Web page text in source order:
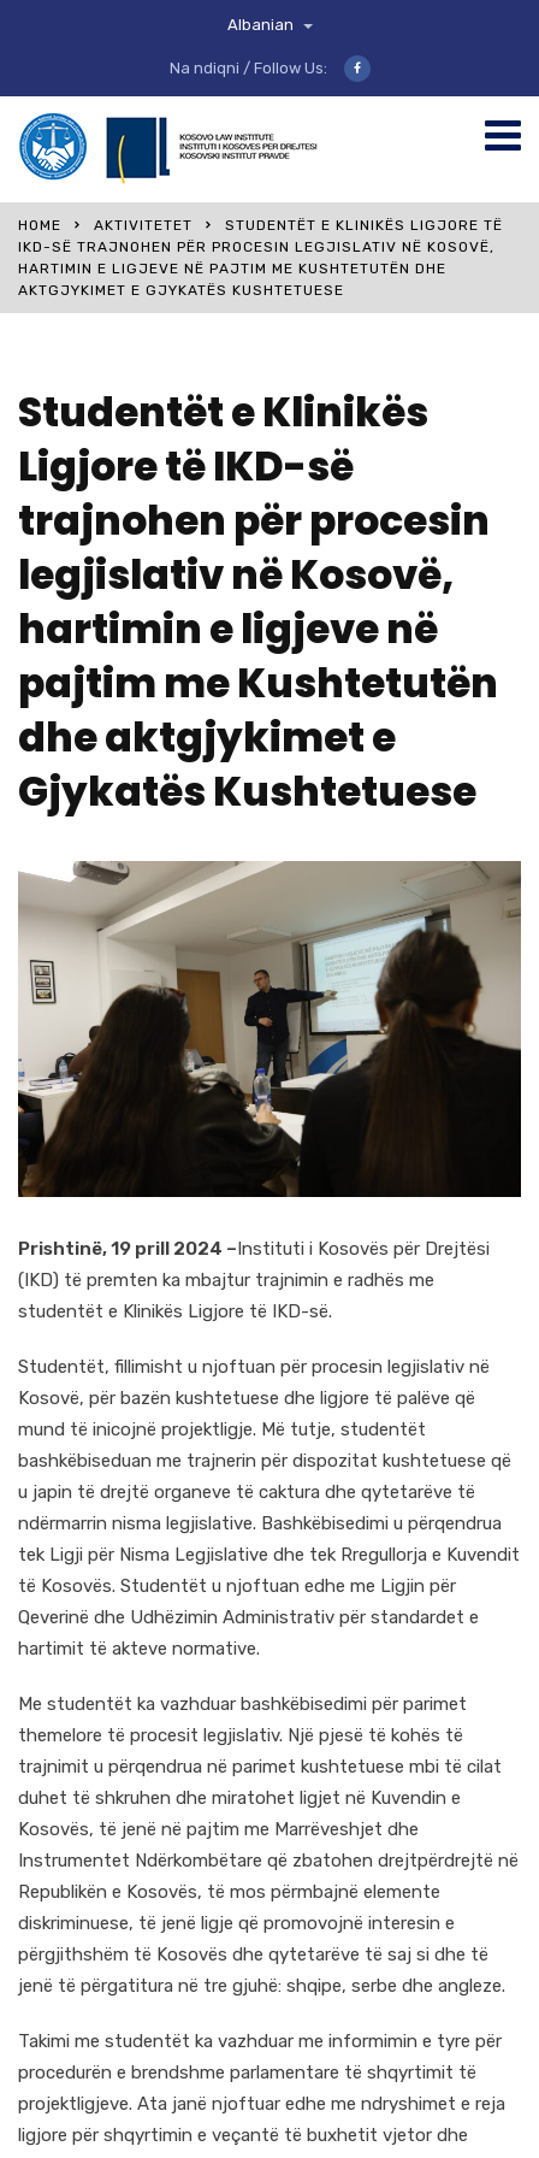
Albanian
Na ndiqni / Follow Us:
HOME AKTIVITETET
STUDENTËT E KLINIKËS LIGJORE TË
IKD-SË TRAJNOHEN PËR PROCESIN LEGJISLATIV NË KOSOVË,
HARTIMIN E LIGJEVE NË PAJTIM ME KUSHTETUTËN DHE
AKTGJYKIMET E GJYKATËS KUSHTETUESE
Studentët e Klinikës
Ligjore të IKD-së
trajnohen për procesin
legjislativ në Kosovë,
hartimin e ligjeve në
pajtim me Kushtetutën
dhe aktgjykimet e
Gjykatës Kushtetuese
Prishtinë, 19 prill 2024 –Instituti i Kosovës për Drejtësi
(IKD) të premten ka mbajtur trajnimin e radhës me
studentët e Klinikës Ligjore të IKD-së.
Studentët, fillimisht u njoftuan për procesin legjislativ në
Kosovë, për bazën kushtetuese dhe ligjore të palëve që
mund të inicojnë projektligje. Më tutje, studentët
bashkëbiseduan me trajnerin për dispozitat kushtetuese që
u japin të drejtë organeve të caktura dhe qytetarëve të
ndërmarrin nisma legjislative. Bashkëbisedimi u përqendrua
tek Ligji për Nisma Legjislative dhe tek Rregullorja e Kuvendit
të Kosovës. Studentët u njoftuan edhe me Ligjin për
Qeverinë dhe Udhëzimin Administrativ për standardet e
hartimit të akteve normative.
Me studentët ka vazhduar bashkëbisedimi për parimet
themelore të procesit legjislativ. Një pjesë të kohës të
trajnimit u përqendrua në parimet kushtetuese mbi të cilat
duhet të shkruhen dhe miratohet ligjet në Kuvendin e
Kosovës, të jenë në pajtim me Marrëveshjet dhe
Instrumentet Ndërkombëtare që zbatohen drejtpërdrejtë në
Republikën e Kosovës, të mos përmbajnë elemente
diskriminuese, të jenë ligje që promovojnë interesin e
përgjithshëm të Kosovës dhe qytetarëve të saj si dhe të
jenë të përgatitura në tre gjuhë: shqipe, serbe dhe angleze.
Takimi me studentët ka vazhduar me informimin e tyre për
procedurën e brendshme parlamentare të shqyrtimit të
projektligjeve. Ata janë njoftuar edhe me ndryshimet e reja
ligjore për shqyrtimin e veçantë të buxhetit vjetor dhe